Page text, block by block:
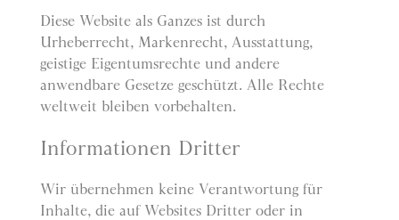
Diese Website als Ganzes ist durch
Urheberrecht, Markenrecht, Ausstattung,
geistige Eigentumsrechte und andere
anwendbare Gesetze geschützt. Alle Rechte
weltweit bleiben vorbehalten.
Informationen Dritter
Wir übernehmen keine Verantwortung für
Inhalte, die auf Websites Dritter oder in